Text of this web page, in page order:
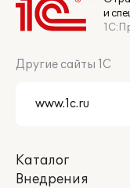
и
Другие сайты 1С
Каталог
Внедрения